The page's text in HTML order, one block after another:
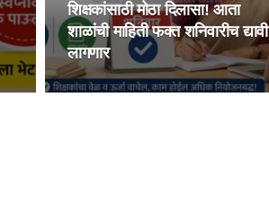
शिक्षकांसाठी मोठा दिलासा! आता
शाळांची माहिती फक्त शनिवारीच द्यावी
लागणार